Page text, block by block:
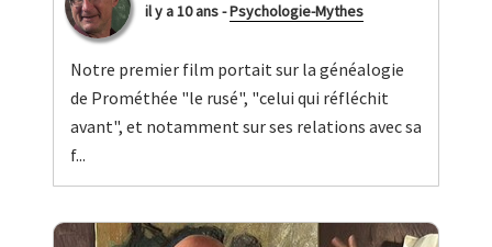
il y a 10 ans-Psychologie-Mythes
Notre premier film portait sur la généalogie
de Prométhée "le rusé", "celui qui réfléchit
avant", et notamment sur ses relations avec sa
f...